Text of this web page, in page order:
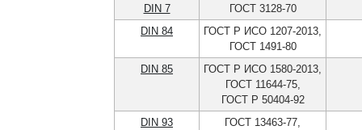
DIN 7
ГОСТ 3128-70
DIN 84
ГОСТ Р ИСО 1207-2013,
ГОСТ 1491-80
DIN 85
ГОСТ Р ИСО 1580-2013,
ГОСТ 11644-75,
ГОСТ Р 50404-92
DIN 93
ГОСТ 13463-77,